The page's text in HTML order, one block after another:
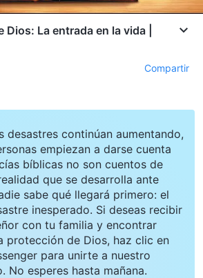
Dios: La entrada en la vida |
Compartir
desastres continúan aumentando,
empiezan a darse cuenta
bíblicas no son cuentos de
que se desarrolla ante
sabe qué llegará primero: el
inesperado. Si deseas recibir
con tu familia y encontrar
protección de Dios, haz clic en
para unirte a nuestro
No esperes hasta mañana.